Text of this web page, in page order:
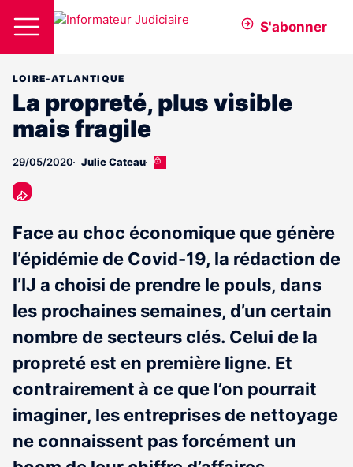
S'abonner
LOIRE-ATLANTIQUE
La propreté, plus visible
mais fragile
29/05/2020 Julie Cateau
Cet
abonnés
Face au choc économique que génère
l’épidémie de Covid-19, la rédaction de
l’IJ a choisi de prendre le pouls, dans
les prochaines semaines, d’un certain
nombre de secteurs clés. Celui de la
propreté est en première ligne. Et
contrairement à ce que l’on pourrait
imaginer, les entreprises de nettoyage
ne connaissent pas forcément un